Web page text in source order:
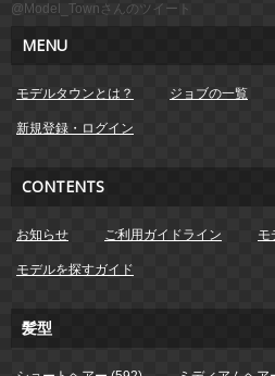
@Model_Townさんのツイート
MENU
モデルタウンとは？ ジョブの一覧
新規登録・ログイン
CONTENTS
お知らせ ご利用ガイドライン モ
モデルを探すガイド
髪型